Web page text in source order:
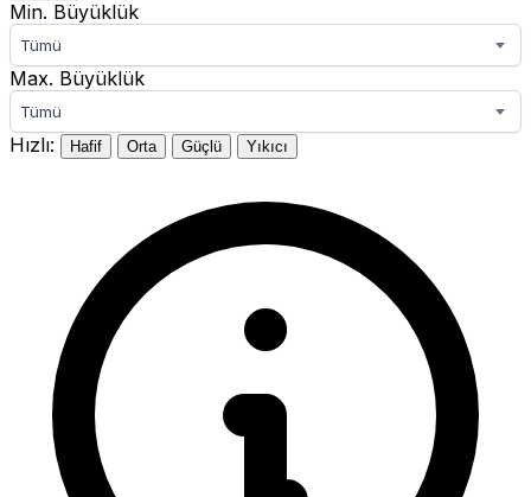
Min. Büyüklük
Tümü
Max. Büyüklük
Tümü
Hızlı: Hafif Orta Güçlü Yıkıcı